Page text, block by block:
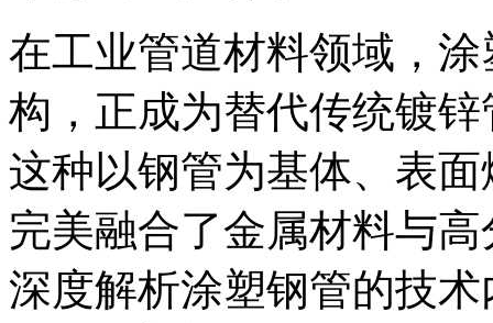
在工业管道材料领域，
构，正成为替代传统镀
这种以钢管为基体、表
完美融合了金属材料与
深度解析涂塑钢管的技